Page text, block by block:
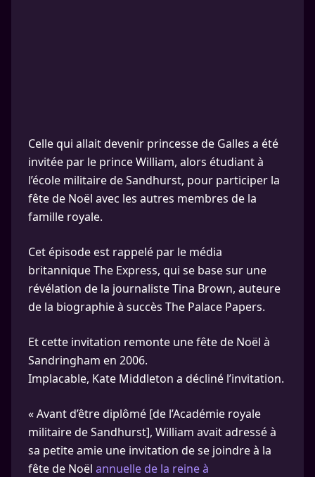
Celle qui allait devenir princesse de Galles a été
invitée par le prince William, alors étudiant à
l’école militaire de Sandhurst, pour participer la
fête de Noël avec les autres membres de la
famille royale.
Cet épisode est rappelé par le média
britannique The Express, qui se base sur une
révélation de la journaliste Tina Brown, auteure
de la biographie à succès The Palace Papers.
Et cette invitation remonte une fête de Noël à
Sandringham en 2006.
Implacable, Kate Middleton a décliné l’invitation.
« Avant d’être diplômé [de l’Académie royale
militaire de Sandhurst], William avait adressé à
sa petite amie une invitation de se joindre à la
fête de Noël annuelle de la reine à